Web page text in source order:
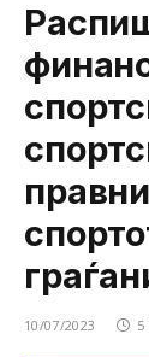
10/07/2023 5